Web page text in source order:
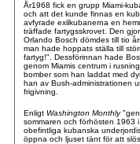
År1968 fick en grupp Miami-
och att det kunde finnas en
avfyrade exilkubanerna en
träffade fartygsskrovet. Den
Orlando Bosch dömdes till tio
man hade hoppats ställa till
fartyg!". Dessförinnan hade
genom Miamis centrum i
bomber som han laddat med
han av Bush-administrationen
frigivning.
Enligt Washington Monthly
sommaren och förhösten 1963
obefintliga kubanska
öppna och ljuset tänt för att